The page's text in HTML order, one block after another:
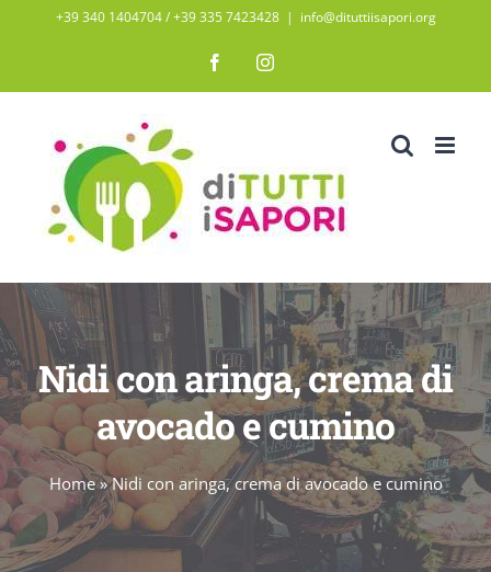
contenuto
+39 340 1404704 / ‭+39 335 7423428‬ | info@dituttiisapori.org
FacebookInstagram
Nidi con aringa, crema di
avocado e cumino
Home»Nidi con aringa, crema di avocado e cumino